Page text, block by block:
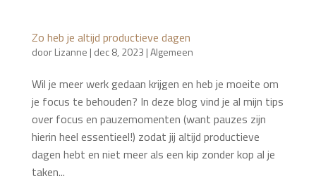
Zo heb je altijd productieve dagen
doorLizanne | dec 8, 2023 |Algemeen
Wil je meer werk gedaan krijgen en heb je moeite om
je focus te behouden? In deze blog vind je al mijn tips
over focus en pauzemomenten (want pauzes zijn
hierin heel essentieel!) zodat jij altijd productieve
dagen hebt en niet meer als een kip zonder kop al je
taken...